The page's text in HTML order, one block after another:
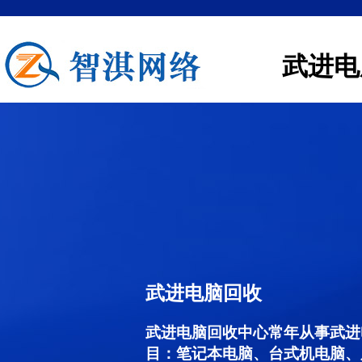
武进
武进电脑回收
武进电脑回收中心常年从事武
目：笔记本电脑、台式机电脑